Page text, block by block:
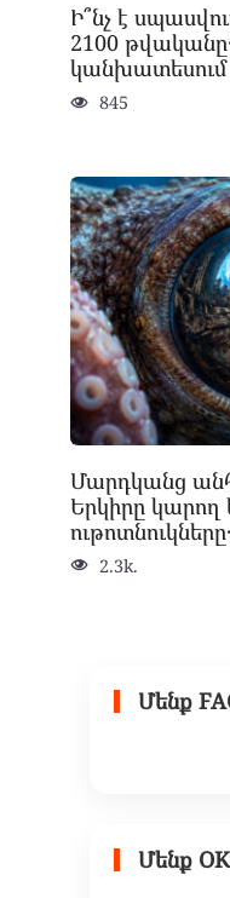
Ի՞նչ է
2100
կանխատեսում
845
Մարդկանց
Երկիրը կարող
2.3k.
Մենք
Մենք